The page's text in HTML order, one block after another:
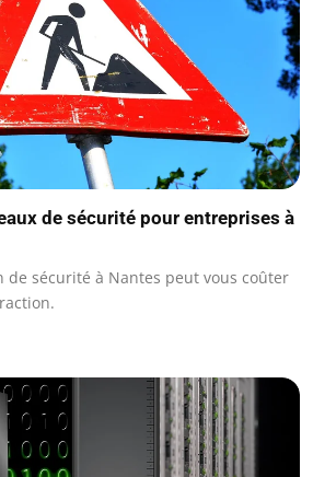
de sécurité pour entreprises à
de sécurité à Nantes peut vous coûter